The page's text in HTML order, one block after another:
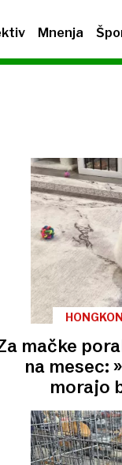
Mnenja
mačke
na mesec:
morajo